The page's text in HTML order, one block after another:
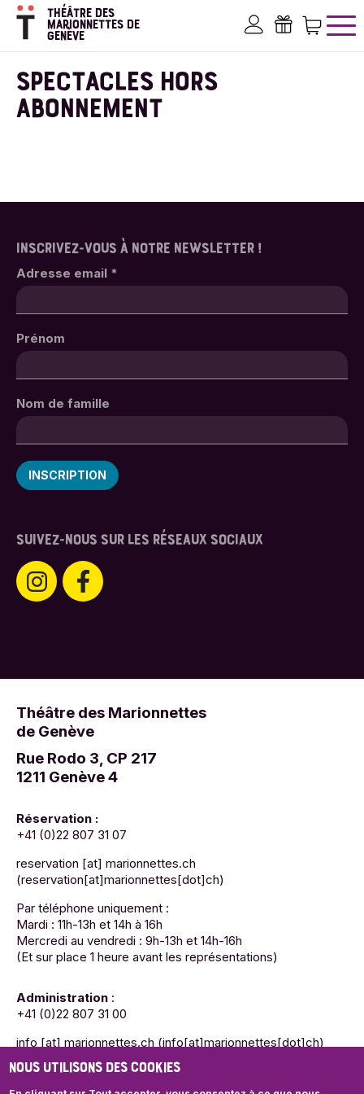
Aller
contenu
THÉÂTRE DES
MARIONNETTES DE
GENÈVE
SPECTACLES HORS
ABONNEMENT
INSCRIVEZ-VOUS À NOTRE NEWSLETTER !
Adresse email *
Prénom
Nom de famille
SUIVEZ-NOUS SUR LES RÉSEAUX SOCIAUX
Théâtre des Marionnettes
de Genève
Rue Rodo 3, CP 217
1211 Genève 4
Réservation :
+41 (0)22 807 31 07
reservation [at] marionnettes.ch
(reservation[at]marionnettes[dot]ch)
Par téléphone uniquement :
Mardi : 11h-13h et 14h à 16h
Mercredi au vendredi : 9h-13h et 14h-16h
(Et sur place 1 heure avant les représentations)
Administration :
+41 (0)22 807 31 00
info [at] marionnettes.ch (info[at]marionnettes[dot]ch)
Mardi : 11h-13h et 14h à 16h
Mercredi au vendredi : 9h-13h et 14h-16h
NOUS UTILISONS DES COOKIES